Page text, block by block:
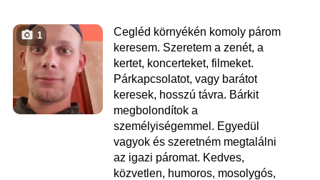
1
Cegléd környékén komoly párom
keresem. Szeretem a zenét, a
kertet, koncerteket, filmeket.
Párkapcsolatot, vagy barátot
keresek, hosszú távra. Bárkit
megbolondítok a
személyiségemmel. Egyedül
vagyok és szeretném megtalálni
az igazi páromat. Kedves,
közvetlen, humoros, mosolygós,